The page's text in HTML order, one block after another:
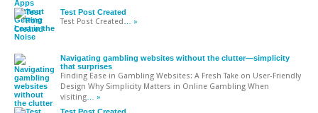
Test Post Created
Test Post Created … »
Navigating gambling websites without the clutter—simplicity
that surprises
Finding Ease in Gambling Websites: A Fresh Take on User-Friendly
Design Why Simplicity Matters in Online Gambling When
visiting … »
Test Post Created